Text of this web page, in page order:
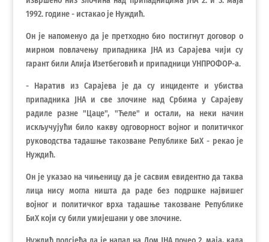
1992. године - истакао је Нуждић.
Он је напоменуо да је претходно био постигнут договор о
мирном повлачењу припадника ЈНА из Сарајева чији су
гарант били Алија Изетбеговић и припадници УНПРОФОР-а.
- Наратив из Сарајева је да су инциденте и убиства
припадника ЈНА и све злочине над Србима у Сарајеву
радиле разне "Цаце", "Ћеле" и остали, на неки начин
искључујући било какву одговорност војног и политичког
руководства тадашње такозване Републике БиХ - рекао је
Нуждић.
Он је указао на чињеницу да је сасвим евидентно да таква
лица нису могла ништа да раде без подршке највишег
војног и политичког врха тадашње такозване Републике
БиХ који су били умијешани у ове злочине.